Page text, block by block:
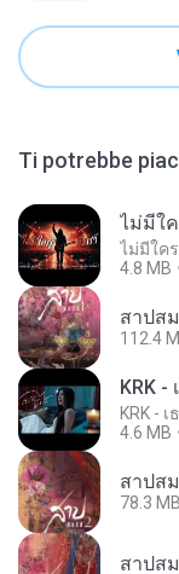
Ti potrebbe
4.8 MB
สาปส
112.4
KRK -
KRK -
4.6 MB
สาปส
78.3 MB
สาปส